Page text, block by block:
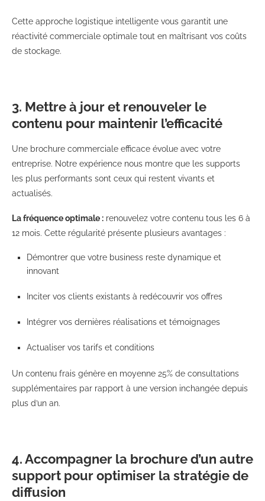
Cette approche logistique intelligente vous garantit une
réactivité commerciale optimale tout en maîtrisant vos coûts
de stockage.
3. Mettre à jour et renouveler le
contenu pour maintenir l’efficacité
Une brochure commerciale efficace évolue avec votre
entreprise. Notre expérience nous montre que les supports
les plus performants sont ceux qui restent vivants et
actualisés.
La fréquence optimale : renouvelez votre contenu tous les 6 à
12 mois. Cette régularité présente plusieurs avantages :
Démontrer que votre business reste dynamique et
innovant
Inciter vos clients existants à redécouvrir vos offres
Intégrer vos dernières réalisations et témoignages
Actualiser vos tarifs et conditions
Un contenu frais génère en moyenne 25% de consultations
supplémentaires par rapport à une version inchangée depuis
plus d’un an.
4. Accompagner la brochure d’un autre
support pour optimiser la stratégie de
diffusion